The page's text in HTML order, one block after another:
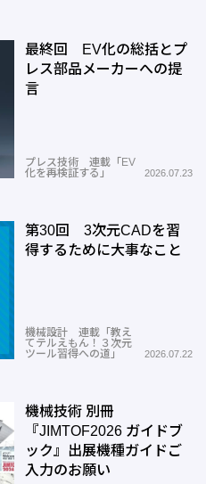
最終回 EV化の総括とプ
レス部品メーカーへの提
言
プレス技術 連載「EV
化を再検証する」
2026.07.23
第30回 3次元CADを習
得するために大事なこと
機械設計 連載「教え
てテルえもん！３次元
ツール習得への道」
2026.07.22
機械技術 別冊
『JIMTOF2026 ガイドブ
ック』出展機種ガイドご
入力のお願い